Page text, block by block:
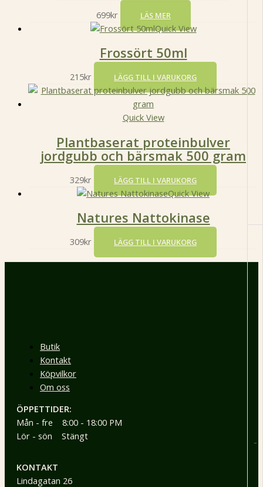
-
699kr LÄS MER
Quick View
Frossört 50ml
215kr LÄGG TILL I VARUKORG
Quick View
Plantbaserat proteinbulver
jordgubb och bärsmak 500 gram
329kr LÄGG TILL I VARUKORG
Quick View
Natures Nattokinase
309kr LÄGG TILL I VARUKORG
Butik
Kontakt
Köpvilkor
Om oss
ÖPPETTIDER:
Mån - fre 8:00 - 18:00 PM
Lör - sön Stängt
KONTAKT
Lindagatan 26